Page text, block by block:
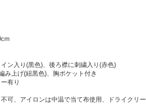
ン入り(黒色)、後ろ襟に刺繍入り(赤色)
げ(紐黒色)、胸ポケット付き
有り
可、アイロンは中温で当て布使用、ドライクリー